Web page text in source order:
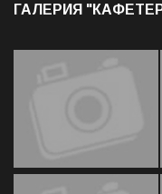
ГАЛЕРИЯ